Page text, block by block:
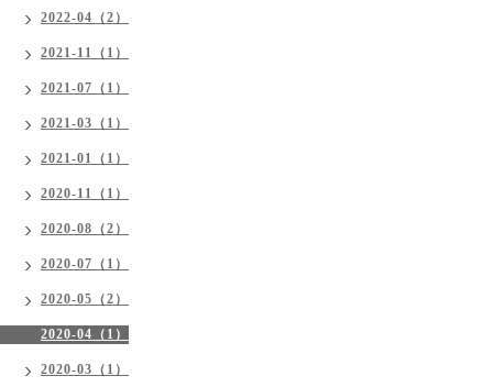
2022-04（2）
2021-11（1）
2021-07（1）
2021-03（1）
2021-01（1）
2020-11（1）
2020-08（2）
2020-07（1）
2020-05（2）
2020-04（1）
2020-03（1）